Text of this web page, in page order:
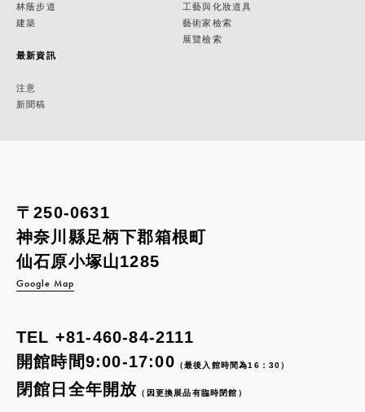
林蔭步道
建築
最新資訊
注意
新聞稿
工藝與化妝道具
藝術家檢索
展覽檢索
〒250-0631
神奈川縣足柄下郡箱根町
仙石原小塚山1285
Google Map
TEL +81-460-84-2111
開館時間9:00-17:00 （最後入館時間為16：30）
閉館日全年開放 （因更換展品有臨時閉館）